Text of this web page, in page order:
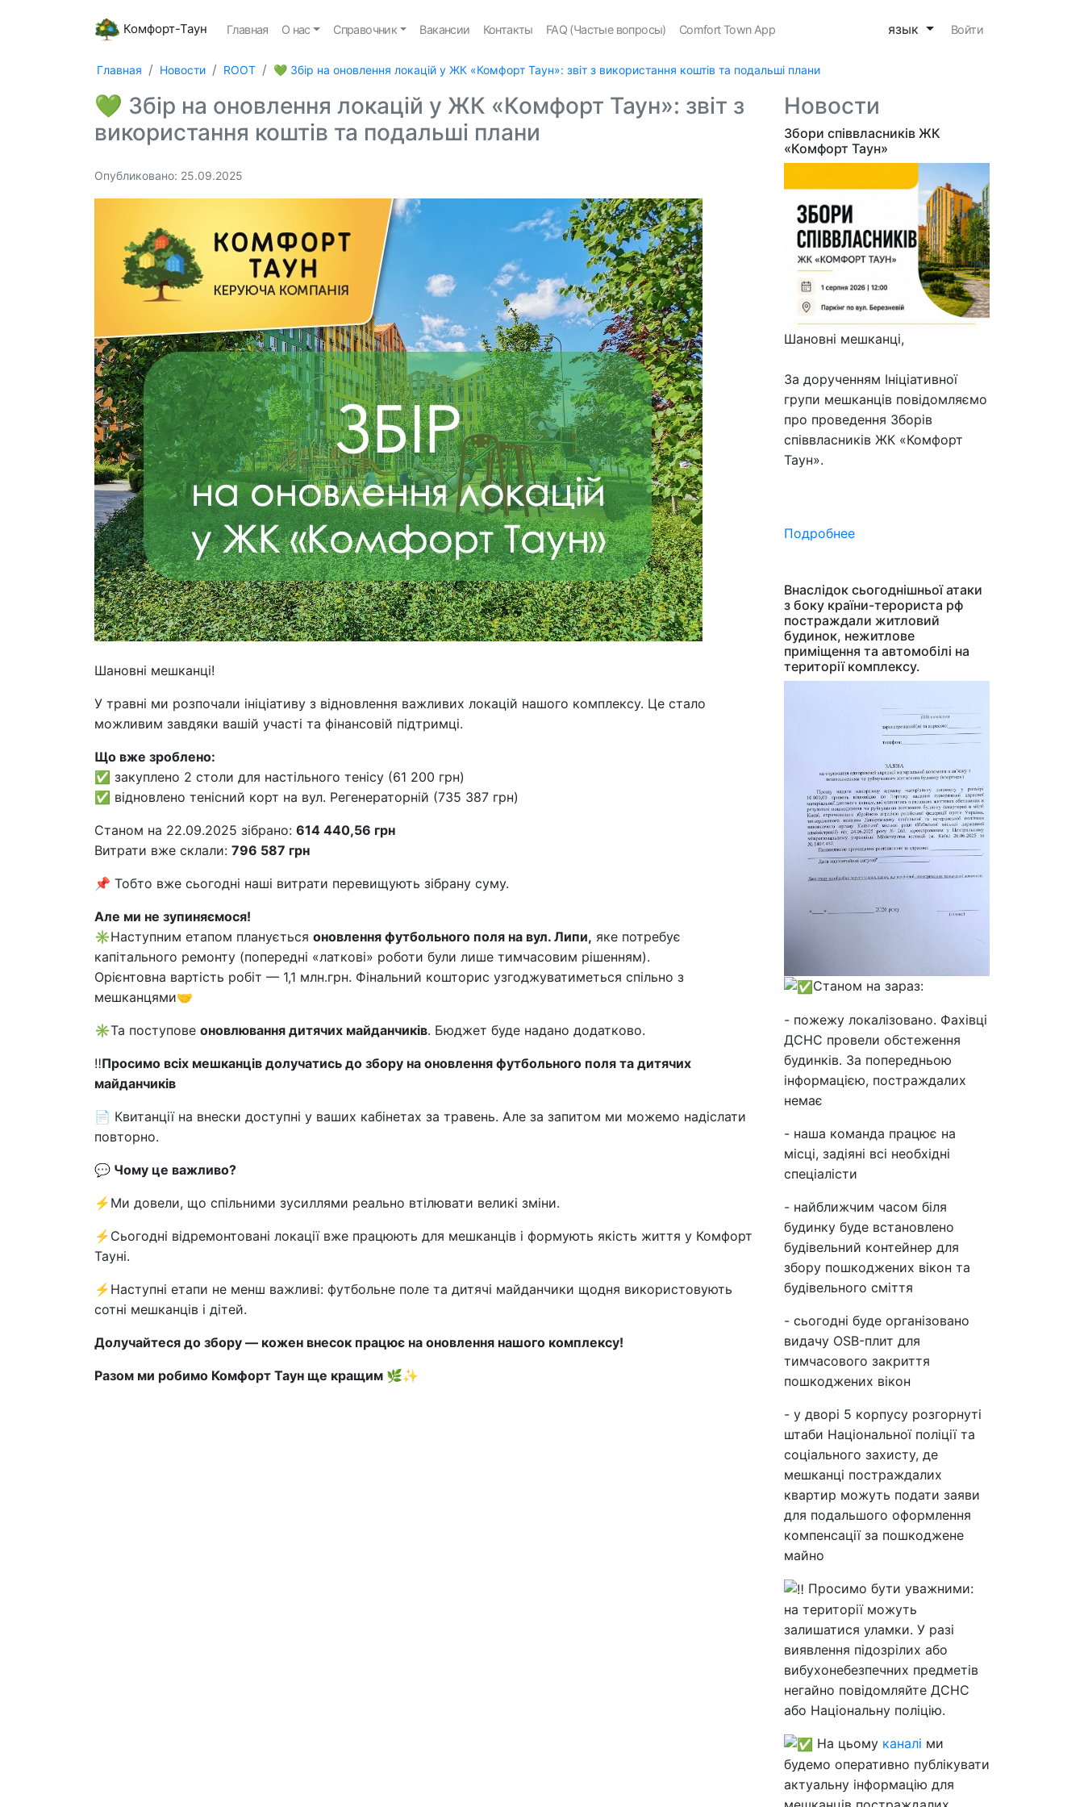
Комфорт-Таун Главная О нас Справочник Вакансии Контакты FAQ (Частые вопросы) Comfort Town App язык Войти
Главная Новости ROOT 💚 Збір на оновлення локацій у ЖК «Комфорт Таун»: звіт з використання коштів та подальші плани
💚 Збір на оновлення локацій у ЖК «Комфорт Таун»: звіт з
використання коштів та подальші плани
Опубликовано: 25.09.2025
Шановні мешканці!
У травні ми розпочали ініціативу з відновлення важливих локацій нашого комплексу. Це стало
можливим завдяки вашій участі та фінансовій підтримці.
Що вже зроблено:
✅ закуплено 2 столи для настільного тенісу (61 200 грн)
✅ відновлено тенісний корт на вул. Регенераторній (735 387 грн)
Станом на 22.09.2025 зібрано: 614 440,56 грн
Витрати вже склали: 796 587 грн
📌 Тобто вже сьогодні наші витрати перевищують зібрану суму.
Але ми не зупиняємося!
✳️Наступним етапом планується оновлення футбольного поля на вул. Липи, яке потребує
капітального ремонту (попередні «латкові» роботи були лише тимчасовим рішенням).
Орієнтовна вартість робіт — 1,1 млн.грн. Фінальний кошторис узгоджуватиметься спільно з
мешканцями🤝
✳️Та поступове оновлювання дитячих майданчиків. Бюджет буде надано додатково.
‼️Просимо всіх мешканців долучатись до збору на оновлення футбольного поля та дитячих
майданчиків
📄 Квитанції на внески доступні у ваших кабінетах за травень. Але за запитом ми можемо надіслати
повторно.
💬 Чому це важливо?
⚡️Ми довели, що спільними зусиллями реально втілювати великі зміни.
⚡️Сьогодні відремонтовані локації вже працюють для мешканців і формують якість життя у Комфорт
Тауні.
⚡️Наступні етапи не менш важливі: футбольне поле та дитячі майданчики щодня використовують
сотні мешканців і дітей.
Долучайтеся до збору — кожен внесок працює на оновлення нашого комплексу!
Разом ми робимо Комфорт Таун ще кращим 🌿✨
Новости
Збори співвласників ЖК
«Комфорт Таун»
Шановні мешканці,
За дорученням Ініціативної
групи мешканців повідомляємо
про проведення Зборів
співвласників ЖК «Комфорт
Таун».
Подробнее
Внаслідок сьогоднішньої атаки
з боку країни-терориста рф
постраждали житловий
будинок, нежитлове
приміщення та автомобілі на
території комплексу.
Станом на зараз:
- пожежу локалізовано. Фахівці
ДСНС провели обстеження
будинків. За попередньою
інформацією, постраждалих
немає
- наша команда працює на
місці, задіяні всі необхідні
спеціалісти
- найближчим часом біля
будинку буде встановлено
будівельний контейнер для
збору пошкоджених вікон та
будівельного сміття
- сьогодні буде організовано
видачу OSB-плит для
тимчасового закриття
пошкоджених вікон
- у дворі 5 корпусу розгорнуті
штаби Національної поліції та
соціального захисту, де
мешканці постраждалих
квартир можуть подати заяви
для подальшого оформлення
компенсації за пошкоджене
майно
Просимо бути уважними:
на території можуть
залишатися уламки. У разі
виявлення підозрілих або
вибухонебезпечних предметів
негайно повідомляйте ДСНС
або Національну поліцію.
На цьому каналі ми
будемо оперативно публікувати
актуальну інформацію для